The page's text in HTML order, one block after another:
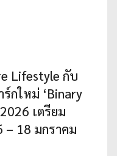
Lifestyle กับ
กใหม่ ‘Binary
เตรียม
– 18 มกราคม